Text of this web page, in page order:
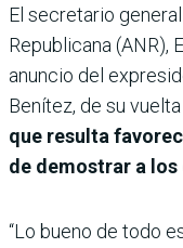
El secretario
Republicana (ANR),
anuncio del
Benítez, de su
que resulta
de demostrar a los
“Lo bueno de todo